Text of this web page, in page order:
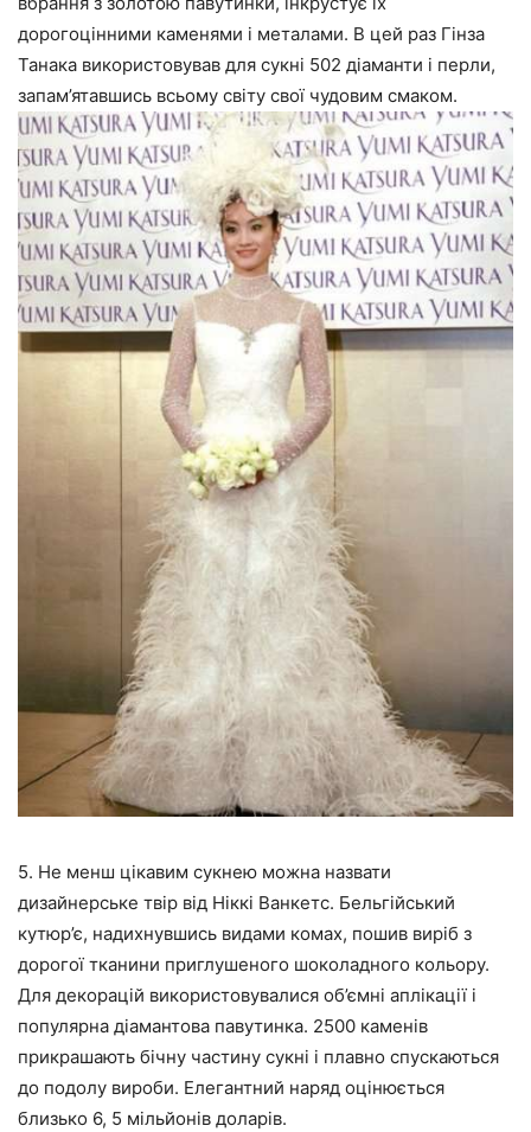
дорогоцінними каменями і металами. В цей раз Гінза
Танака використовував для сукні 502 діаманти і перли,
запам’ятавшись всьому світу свої чудовим смаком.
5. Не менш цікавим сукнею можна назвати
дизайнерське твір від Ніккі Ванкетс. Бельгійський
кутюр’є, надихнувшись видами комах, пошив виріб з
дорогої тканини приглушеного шоколадного кольору.
Для декорацій використовувалися об’ємні аплікації і
популярна діамантова павутинка. 2500 каменів
прикрашають бічну частину сукні і плавно спускаються
до подолу вироби. Елегантний наряд оцінюється
близько 6, 5 мільйонів доларів.